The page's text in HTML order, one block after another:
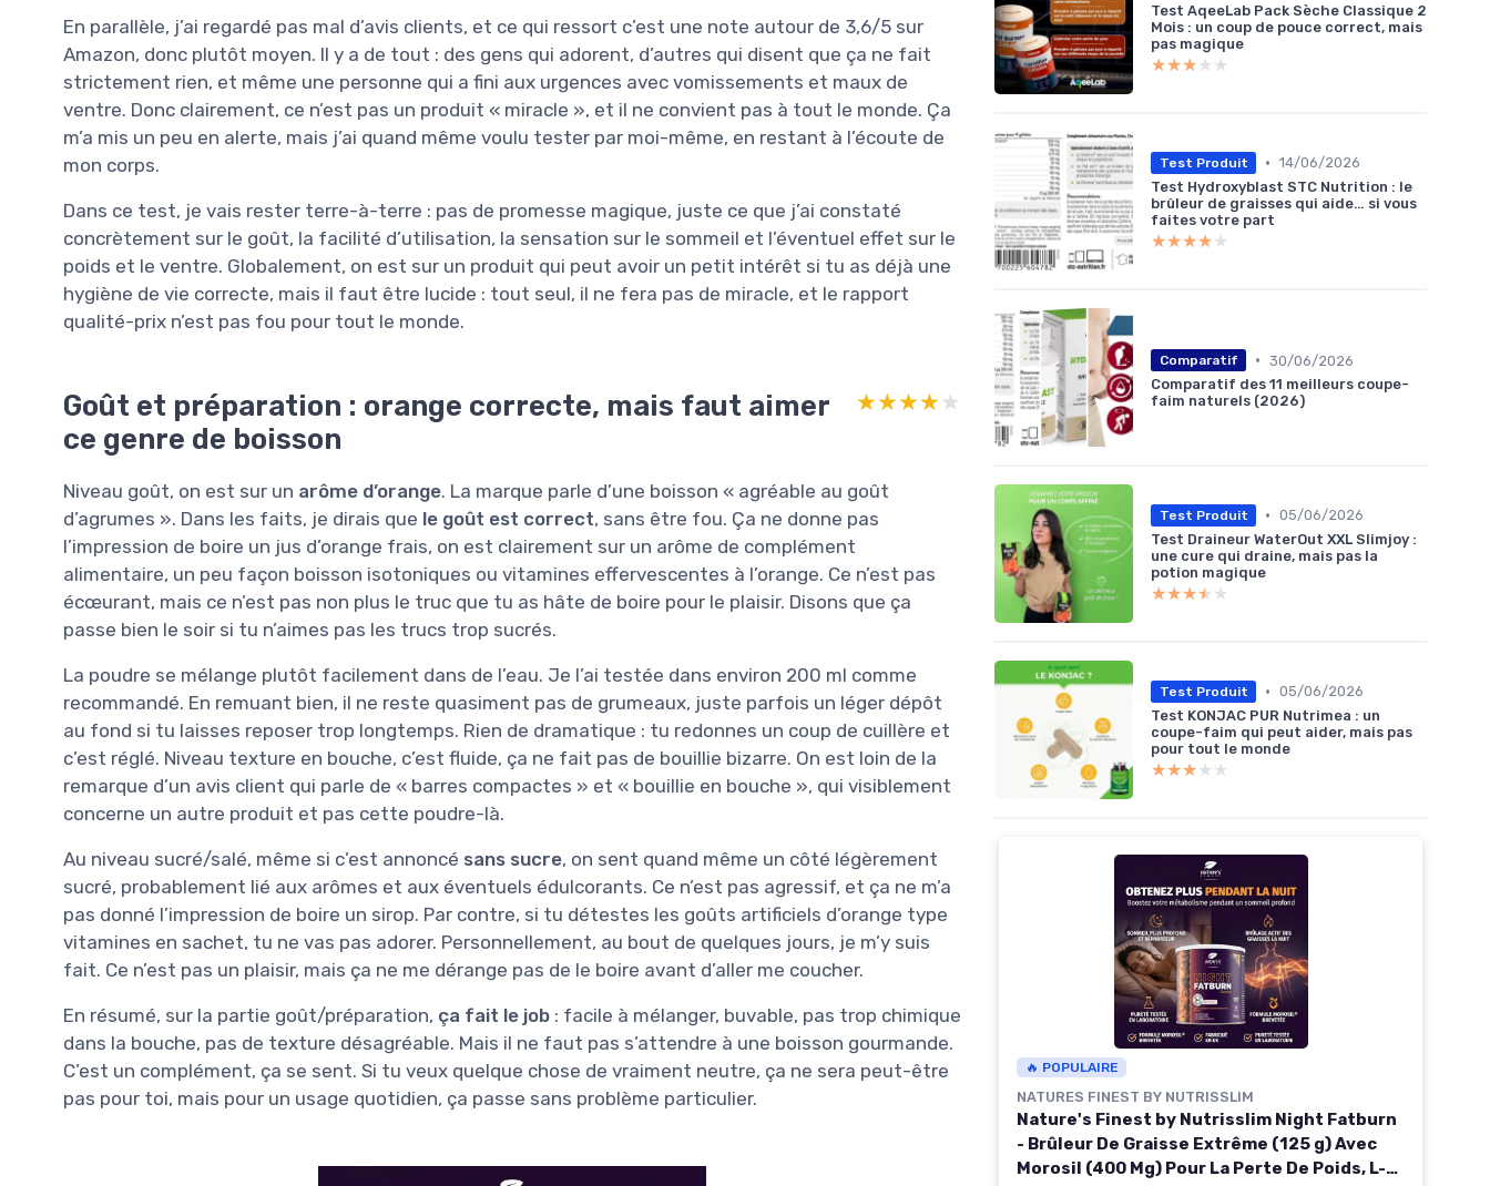
En parallèle, j’ai regardé pas mal d’avis clients, et ce qui ressort c’est une note autour de 3,6/5 sur
Amazon, donc plutôt moyen. Il y a de tout : des gens qui adorent, d’autres qui disent que ça ne fait
strictement rien, et même une personne qui a fini aux urgences avec vomissements et maux de
ventre. Donc clairement, ce n’est pas un produit « miracle », et il ne convient pas à tout le monde. Ça
m’a mis un peu en alerte, mais j’ai quand même voulu tester par moi-même, en restant à l’écoute de
mon corps.
Dans ce test, je vais rester terre-à-terre : pas de promesse magique, juste ce que j’ai constaté
concrètement sur le goût, la facilité d’utilisation, la sensation sur le sommeil et l’éventuel effet sur le
poids et le ventre. Globalement, on est sur un produit qui peut avoir un petit intérêt si tu as déjà une
hygiène de vie correcte, mais il faut être lucide : tout seul, il ne fera pas de miracle, et le rapport
qualité-prix n’est pas fou pour tout le monde.
Goût et préparation : orange correcte, mais faut aimer
ce genre de boisson
★★★★★
★★★★★
Niveau goût, on est sur un arôme d’orange. La marque parle d’une boisson « agréable au goût
d’agrumes ». Dans les faits, je dirais que le goût est correct, sans être fou. Ça ne donne pas
l’impression de boire un jus d’orange frais, on est clairement sur un arôme de complément
alimentaire, un peu façon boisson isotoniques ou vitamines effervescentes à l’orange. Ce n’est pas
écœurant, mais ce n’est pas non plus le truc que tu as hâte de boire pour le plaisir. Disons que ça
passe bien le soir si tu n’aimes pas les trucs trop sucrés.
La poudre se mélange plutôt facilement dans de l’eau. Je l’ai testée dans environ 200 ml comme
recommandé. En remuant bien, il ne reste quasiment pas de grumeaux, juste parfois un léger dépôt
au fond si tu laisses reposer trop longtemps. Rien de dramatique : tu redonnes un coup de cuillère et
c’est réglé. Niveau texture en bouche, c’est fluide, ça ne fait pas de bouillie bizarre. On est loin de la
remarque d’un avis client qui parle de « barres compactes » et « bouillie en bouche », qui visiblement
concerne un autre produit et pas cette poudre-là.
Au niveau sucré/salé, même si c’est annoncé sans sucre, on sent quand même un côté légèrement
sucré, probablement lié aux arômes et aux éventuels édulcorants. Ce n’est pas agressif, et ça ne m’a
pas donné l’impression de boire un sirop. Par contre, si tu détestes les goûts artificiels d’orange type
vitamines en sachet, tu ne vas pas adorer. Personnellement, au bout de quelques jours, je m’y suis
fait. Ce n’est pas un plaisir, mais ça ne me dérange pas de le boire avant d’aller me coucher.
En résumé, sur la partie goût/préparation, ça fait le job : facile à mélanger, buvable, pas trop chimique
dans la bouche, pas de texture désagréable. Mais il ne faut pas s’attendre à une boisson gourmande.
C’est un complément, ça se sent. Si tu veux quelque chose de vraiment neutre, ça ne sera peut-être
pas pour toi, mais pour un usage quotidien, ça passe sans problème particulier.
Test AqeeLab Pack Sèche Classique 2
Mois : un coup de pouce correct, mais
pas magique
★★★★★
★★★★★
Test Produit • 14/06/2026
Test Hydroxyblast STC Nutrition : le
brûleur de graisses qui aide… si vous
faites votre part
★★★★★
★★★★★
Comparatif • 30/06/2026
Comparatif des 11 meilleurs coupe-
faim naturels (2026)
Test Produit • 05/06/2026
Test Draineur WaterOut XXL Slimjoy :
une cure qui draine, mais pas la
potion magique
★★★★★
★★★★★
Test Produit • 05/06/2026
Test KONJAC PUR Nutrimea : un
coupe-faim qui peut aider, mais pas
pour tout le monde
★★★★★
★★★★★
🔥 POPULAIRE
NATURES FINEST BY NUTRISSLIM
Nature's Finest by Nutrisslim Night Fatburn
- Brûleur De Graisse Extrême (125 g) Avec
Morosil (400 Mg) Pour La Perte De Poids, L-